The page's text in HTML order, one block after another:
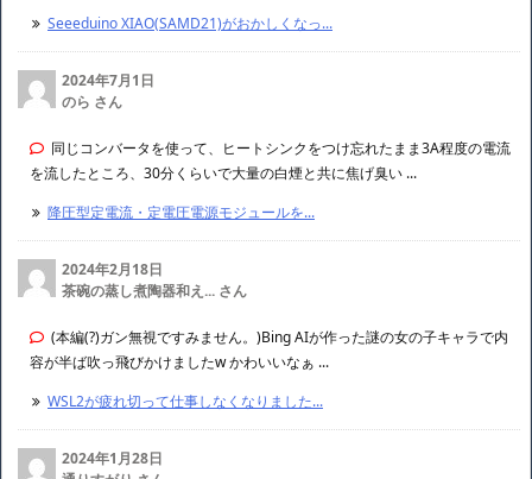
Seeeduino XIAO(SAMD21)がおかしくなっ...
2024年7月1日
のら さん
同じコンバータを使って、ヒートシンクをつけ忘れたまま3A程度の電流
を流したところ、30分くらいで大量の白煙と共に焦げ臭い ...
降圧型定電流・定電圧電源モジュールを...
2024年2月18日
茶碗の蒸し煮陶器和え... さん
(本編(?)ガン無視ですみません。)Bing AIが作った謎の女の子キャラで内
容が半ば吹っ飛びかけましたw かわいいなぁ ...
WSL2が疲れ切って仕事しなくなりました...
2024年1月28日